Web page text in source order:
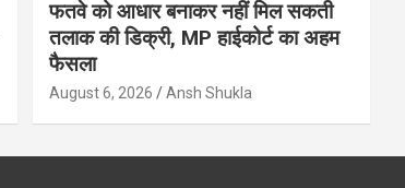
फतवे को आधार बनाकर नहीं मिल सकती
तलाक की डिक्री, MP हाईकोर्ट का अहम
फैसला
August 6, 2026 Ansh Shukla